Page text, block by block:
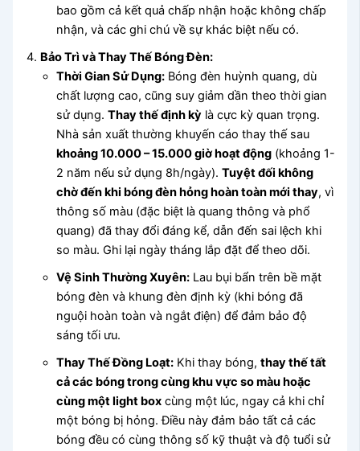
bao gồm cả kết quả chấp nhận hoặc không chấp
nhận, và các ghi chú về sự khác biệt nếu có.
Bảo Trì và Thay Thế Bóng Đèn:
Thời Gian Sử Dụng: Bóng đèn huỳnh quang, dù
chất lượng cao, cũng suy giảm dần theo thời gian
sử dụng.Thay thế định kỳ là cực kỳ quan trọng.
Nhà sản xuất thường khuyến cáo thay thế sau
khoảng 10.000 – 15.000 giờ hoạt động (khoảng 1-
2 năm nếu sử dụng 8h/ngày).Tuyệt đối không
chờ đến khi bóng đèn hỏng hoàn toàn mới thay, vì
thông số màu (đặc biệt là quang thông và phổ
quang) đã thay đổi đáng kể, dẫn đến sai lệch khi
so màu. Ghi lại ngày tháng lắp đặt để theo dõi.
Vệ Sinh Thường Xuyên: Lau bụi bẩn trên bề mặt
bóng đèn và khung đèn định kỳ (khi bóng đã
nguội hoàn toàn và ngắt điện) để đảm bảo độ
sáng tối ưu.
Thay Thế Đồng Loạt: Khi thay bóng,thay thế tất
cả các bóng trong cùng khu vực so màu hoặc
cùng một light box cùng một lúc, ngay cả khi chỉ
một bóng bị hỏng. Điều này đảm bảo tất cả các
bóng đều có cùng thông số kỹ thuật và độ tuổi sử